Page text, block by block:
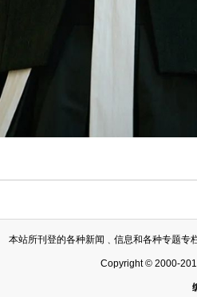
本站所刊登的各种新闻﹑信息和各种专题专
Copyright © 2000-